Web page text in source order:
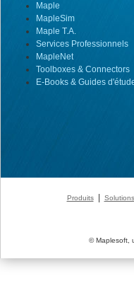
Maple
MapleSim
Maple T.A.
Services Professionnels
MapleNet
Toolboxes & Connectors
E-Books & Guides
Produits| Solutions
© Maplesoft,